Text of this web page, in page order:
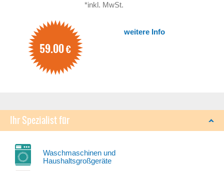
*inkl. MwSt.
59.00€
weitere Info
Ihr Spezialist für
Waschmaschinen und
Haushaltsgroßgeräte